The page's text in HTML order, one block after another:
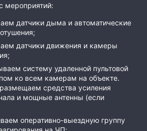
мероприятий:
датчики дыма и автоматические
датчики движения и камеры
систему удаленной пультовой
ко всем камерам на объекте.
средства усиления
и мощные антенны (если
оперативно-выездную группу